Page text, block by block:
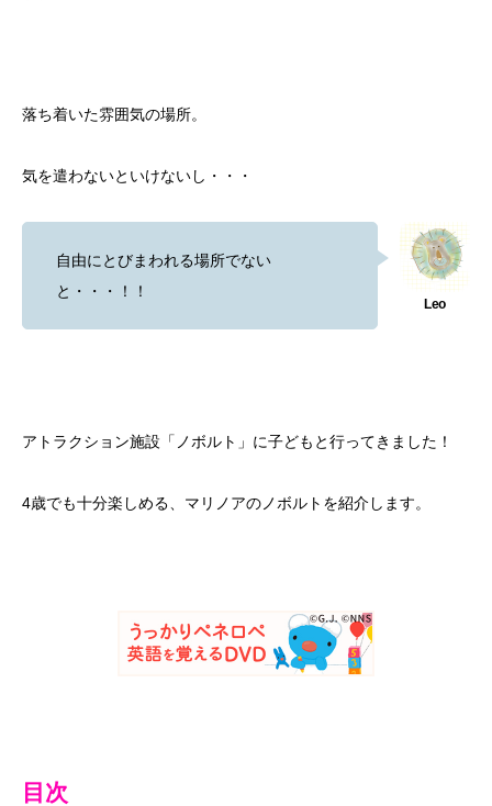
落ち着いた雰囲気の場所。
気を遣わないといけないし・・・
自由にとびまわれる場所でない
と・・・！！
アトラクション施設「ノボルト」に子どもと行ってきました！
4歳でも十分楽しめる、マリノアのノボルトを紹介します。
目次